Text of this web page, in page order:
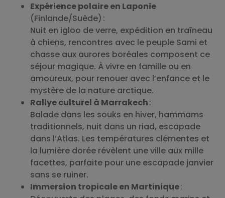
Expérience polaire en Laponie
(Finlande/Suède) :
Nuit en igloo de verre, expédition en traîneau
à chiens, rencontres avec le peuple Sami et
chasse aux aurores boréales composent ce
séjour magique. À vivre en famille ou en
amoureux, pour renouer avec l’enfance et le
mystère de la nature arctique.
Rallye culturel à Marrakech:
Balade dans les souks en hiver, hammams
traditionnels, nuit dans un riad, escapade
dans l’Atlas. Les températures clémentes et
la lumière dorée révèlent une ville aux mille
facettes, parfaite pour une escapade janvier
sans se ruiner.
Immersion tropicale en Martinique: